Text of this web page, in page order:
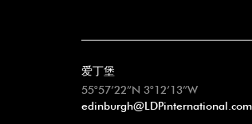
爱丁堡
55°57’22”N 3°12’13”W
edinburgh@LDPinternational.com